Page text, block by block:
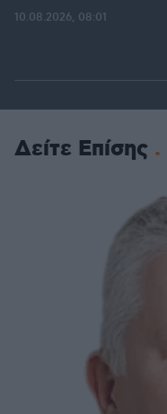
10.08.2026, 08:01
Δείτε Επίσης